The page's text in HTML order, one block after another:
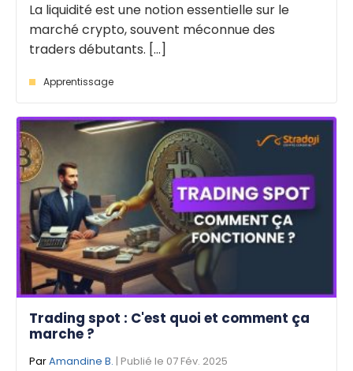
La liquidité est une notion essentielle sur le
marché crypto, souvent méconnue des
traders débutants. [...]
Apprentissage
Trading spot : C'est quoi et comment ça
marche ?
ParAmandine B. | Publié le 07 Fév. 2025